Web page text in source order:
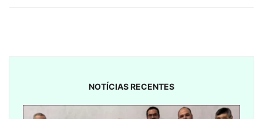
NOTÍCIAS RECENTES